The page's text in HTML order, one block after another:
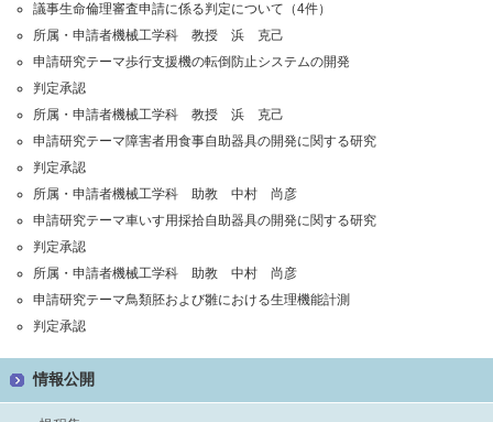
議事生命倫理審査申請に係る判定について（4件）
所属・申請者機械工学科 教授 浜 克己
申請研究テーマ歩行支援機の転倒防止システムの開発
判定承認
所属・申請者機械工学科 教授 浜 克己
申請研究テーマ障害者用食事自助器具の開発に関する研究
判定承認
所属・申請者機械工学科 助教 中村 尚彦
申請研究テーマ車いす用採拾自助器具の開発に関する研究
判定承認
所属・申請者機械工学科 助教 中村 尚彦
申請研究テーマ鳥類胚および雛における生理機能計測
判定承認
情報公開